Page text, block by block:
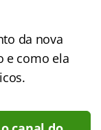
da nova
e como ela